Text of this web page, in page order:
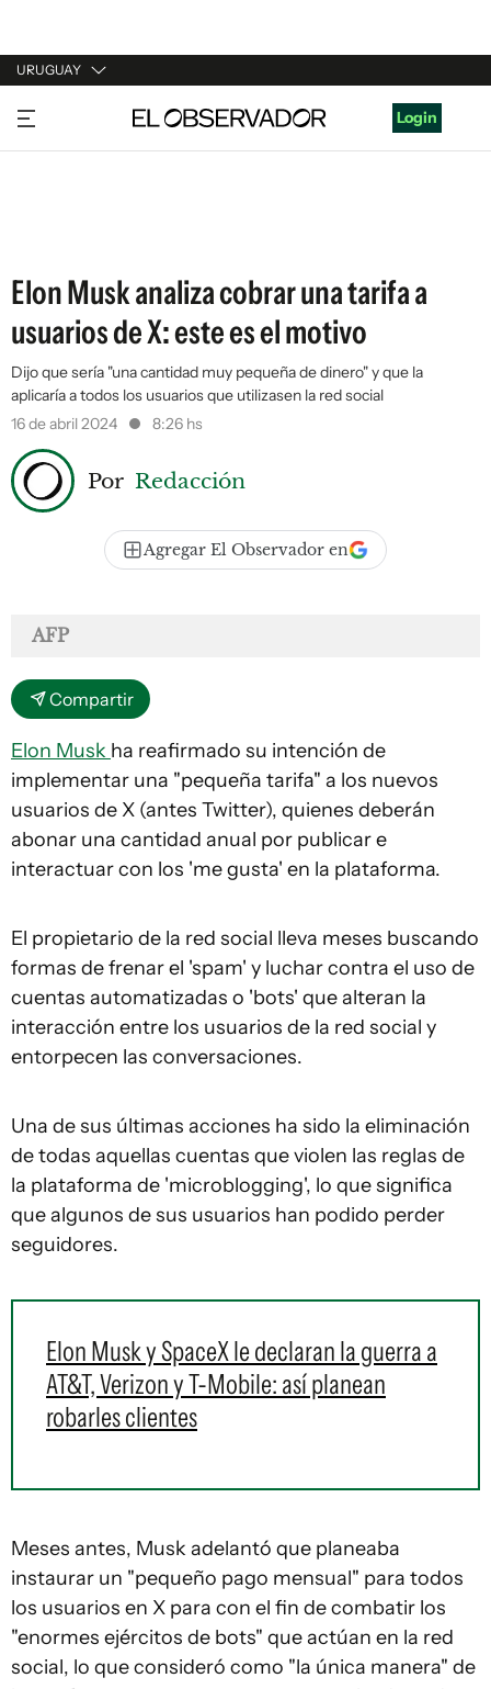
URUGUAY
URUGUAY
ARGENTINA
Login
Elon Musk analiza cobrar una tarifa a
usuarios de X: este es el motivo
Dijo que sería "una cantidad muy pequeña de dinero" y que la
aplicaría a todos los usuarios que utilizasen la red social
16 de abril 2024
8:26 hs
Por Redacción
Agregar El Observador en
AFP
Compartir
Elon Musk ha reafirmado su intención de
implementar una "pequeña tarifa" a los nuevos
usuarios de X (antes Twitter), quienes deberán
abonar una cantidad anual por publicar e
interactuar con los 'me gusta' en la plataforma.
El propietario de la red social lleva meses buscando
formas de frenar el 'spam' y luchar contra el uso de
cuentas automatizadas o 'bots' que alteran la
interacción entre los usuarios de la red social y
entorpecen las conversaciones.
Una de sus últimas acciones ha sido la eliminación
de todas aquellas cuentas que violen las reglas de
la plataforma de 'microblogging', lo que significa
que algunos de sus usuarios han podido perder
seguidores.
Elon Musk y SpaceX le declaran la guerra a
AT&T, Verizon y T-Mobile: así planean
robarles clientes
Meses antes, Musk adelantó que planeaba
instaurar un "pequeño pago mensual" para todos
los usuarios en X para con el fin de combatir los
"enormes ejércitos de bots" que actúan en la red
social, lo que consideró como "la única manera" de